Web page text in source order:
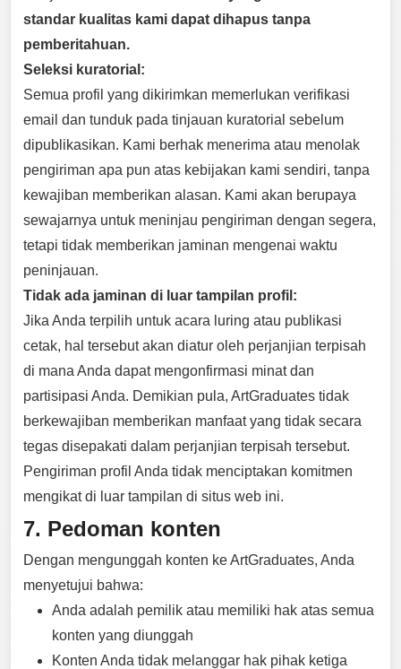
standar kualitas kami dapat dihapus tanpa
pemberitahuan.
Seleksi kuratorial:
Semua profil yang dikirimkan memerlukan verifikasi
email dan tunduk pada tinjauan kuratorial sebelum
dipublikasikan. Kami berhak menerima atau menolak
pengiriman apa pun atas kebijakan kami sendiri, tanpa
kewajiban memberikan alasan. Kami akan berupaya
sewajarnya untuk meninjau pengiriman dengan segera,
tetapi tidak memberikan jaminan mengenai waktu
peninjauan.
Tidak ada jaminan di luar tampilan profil:
Jika Anda terpilih untuk acara luring atau publikasi
cetak, hal tersebut akan diatur oleh perjanjian terpisah
di mana Anda dapat mengonfirmasi minat dan
partisipasi Anda. Demikian pula, ArtGraduates tidak
berkewajiban memberikan manfaat yang tidak secara
tegas disepakati dalam perjanjian terpisah tersebut.
Pengiriman profil Anda tidak menciptakan komitmen
mengikat di luar tampilan di situs web ini.
7. Pedoman konten
Dengan mengunggah konten ke ArtGraduates, Anda
menyetujui bahwa:
Anda adalah pemilik atau memiliki hak atas semua
konten yang diunggah
Konten Anda tidak melanggar hak pihak ketiga